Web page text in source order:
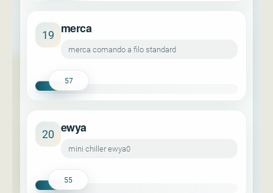
19 merca
merca comando a filo standard
57
20 ewya
mini chiller ewya0
55